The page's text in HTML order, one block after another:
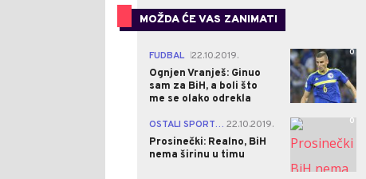
MOŽDA ĆE VAS ZANIMATI
FUDBAL 22.10.2019.
Ognjen Vranješ: Ginuo
sam za BiH, a boli što
me se olako odrekla
0
OSTALI SPORTOVI 22.10.2019.
Prosinečki: Realno, BiH
nema širinu u timu
0